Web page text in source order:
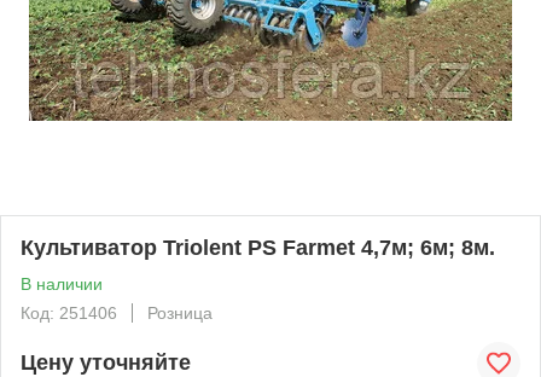
Культиватор Triolent PS Farmet 4,7м; 6м; 8м.
В наличии
Код: 251406
Розница
Цену уточняйте